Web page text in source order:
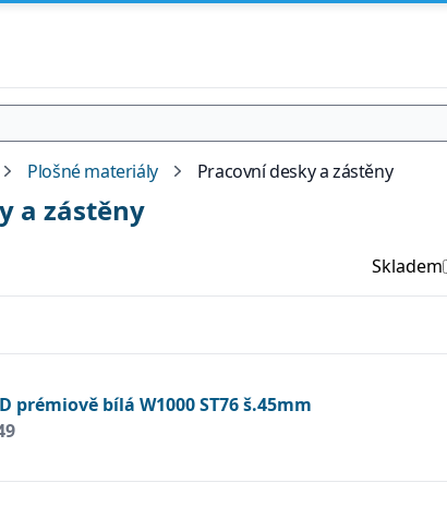
Plošné materiály Pracovní desky a zástěny
a zástěny
Skladem
prémiově bílá W1000 ST76 š.45mm